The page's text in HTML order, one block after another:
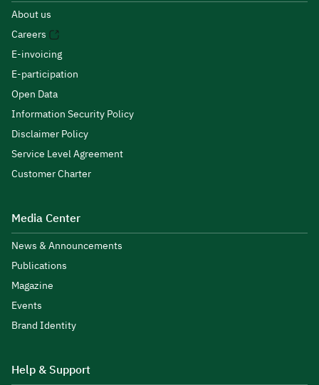
About us
Careers
E-invoicing
E-participation
Open Data
Information Security Policy
Disclaimer Policy
Service Level Agreement
Customer Charter
Media Center
News & Announcements
Publications
Magazine
Events
Brand Identity
Help & Support